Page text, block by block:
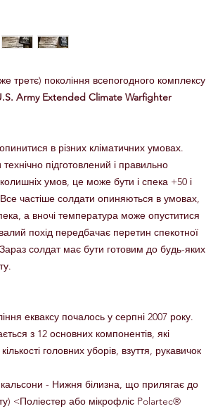
третє) покоління всепогодного комплексу
Army Extended Climate Warfighter
в різних кліматичних умовах.
підготовлений і правильно
умов, це може бути і спека +50 і
частіше солдати опиняються в умовах,
а вночі температура може опуститися
похід передбачає перетин спекотної
Зараз солдат має бути готовим до будь-яких
екваксу почалось у серпні 2007 року.
з 12 основних компонентів, які
головних уборів, взуття, рукавичок
кальсони - Нижня білизна, що прилягає до
<Поліестер або мікрофліс Polartec®